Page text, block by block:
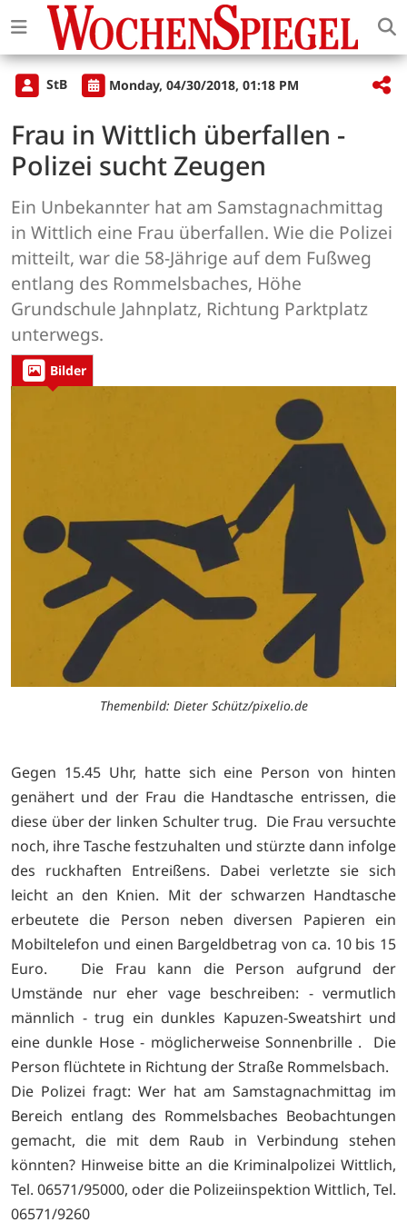
StB Monday, 04/30/2018, 01:18 PM
Frau in Wittlich überfallen -
Polizei sucht Zeugen
Ein Unbekannter hat am Samstagnachmittag
in Wittlich eine Frau überfallen. Wie die Polizei
mitteilt, war die 58-Jährige auf dem Fußweg
entlang des Rommelsbaches, Höhe
Grundschule Jahnplatz, Richtung Parktplatz
unterwegs.
Bilder
Themenbild: Dieter Schütz/pixelio.de
Gegen 15.45 Uhr, hatte sich eine Person von hinten
genähert und der Frau die Handtasche entrissen, die
diese über der linken Schulter trug. Die Frau versuchte
noch, ihre Tasche festzuhalten und stürzte dann infolge
des ruckhaften Entreißens. Dabei verletzte sie sich
leicht an den Knien. Mit der schwarzen Handtasche
erbeutete die Person neben diversen Papieren ein
Mobiltelefon und einen Bargeldbetrag von ca. 10 bis 15
Euro. Die Frau kann die Person aufgrund der
Umstände nur eher vage beschreiben: - vermutlich
männlich - trug ein dunkles Kapuzen-Sweatshirt und
eine dunkle Hose - möglicherweise Sonnenbrille . Die
Person flüchtete in Richtung der Straße Rommelsbach.
Die Polizei fragt: Wer hat am Samstagnachmittag im
Bereich entlang des Rommelsbaches Beobachtungen
gemacht, die mit dem Raub in Verbindung stehen
könnten? Hinweise bitte an die Kriminalpolizei Wittlich,
Tel. 06571/95000, oder die Polizeiinspektion Wittlich, Tel.
06571/9260